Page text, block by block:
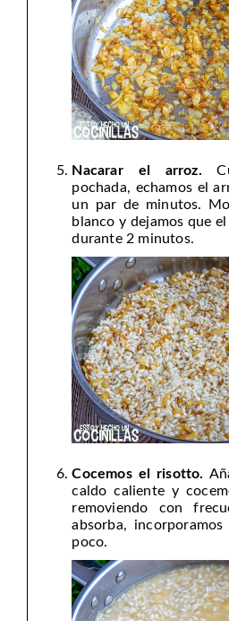
Nacarar el arroz.
pochada, echamos el
un par de minutos.
blanco y dejamos que
durante 2 minutos.
Cocemos el risotto.
caldo caliente y
removiendo con
absorba,
poco.